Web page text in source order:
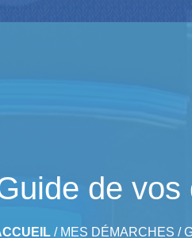
de vos
/ MES DÉMARCHES /